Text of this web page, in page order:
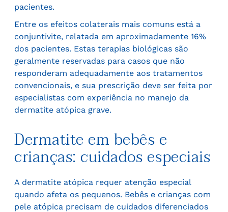
pacientes.
Entre os efeitos colaterais mais comuns está a
conjuntivite, relatada em aproximadamente 16%
dos pacientes. Estas terapias biológicas são
geralmente reservadas para casos que não
responderam adequadamente aos tratamentos
convencionais, e sua prescrição deve ser feita por
especialistas com experiência no manejo da
dermatite atópica grave.
Dermatite em bebês e
crianças: cuidados especiais
A dermatite atópica requer atenção especial
quando afeta os pequenos. Bebês e crianças com
pele atópica precisam de cuidados diferenciados